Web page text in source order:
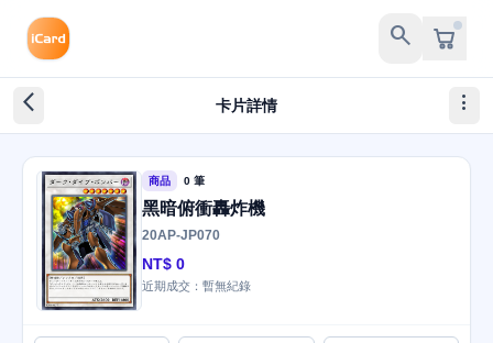
search
arrow_back_ios_new 卡片詳情 more_vert
商品 0 筆
黑暗俯衝轟炸機
20AP-JP070
NT$ 0
近期成交：暫無紀錄